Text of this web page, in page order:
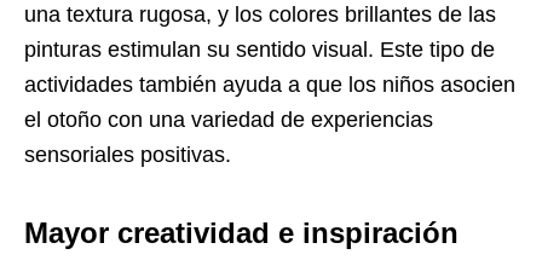
una textura rugosa, y los colores brillantes de las
pinturas estimulan su sentido visual. Este tipo de
actividades también ayuda a que los niños asocien
el otoño con una variedad de experiencias
sensoriales positivas.
Mayor creatividad e inspiración